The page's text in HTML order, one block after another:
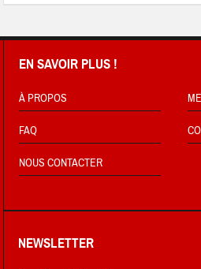
EN SAVOIR PLUS !
À PROPOS
FAQ
NOUS CONTACTER
NEWSLETTER